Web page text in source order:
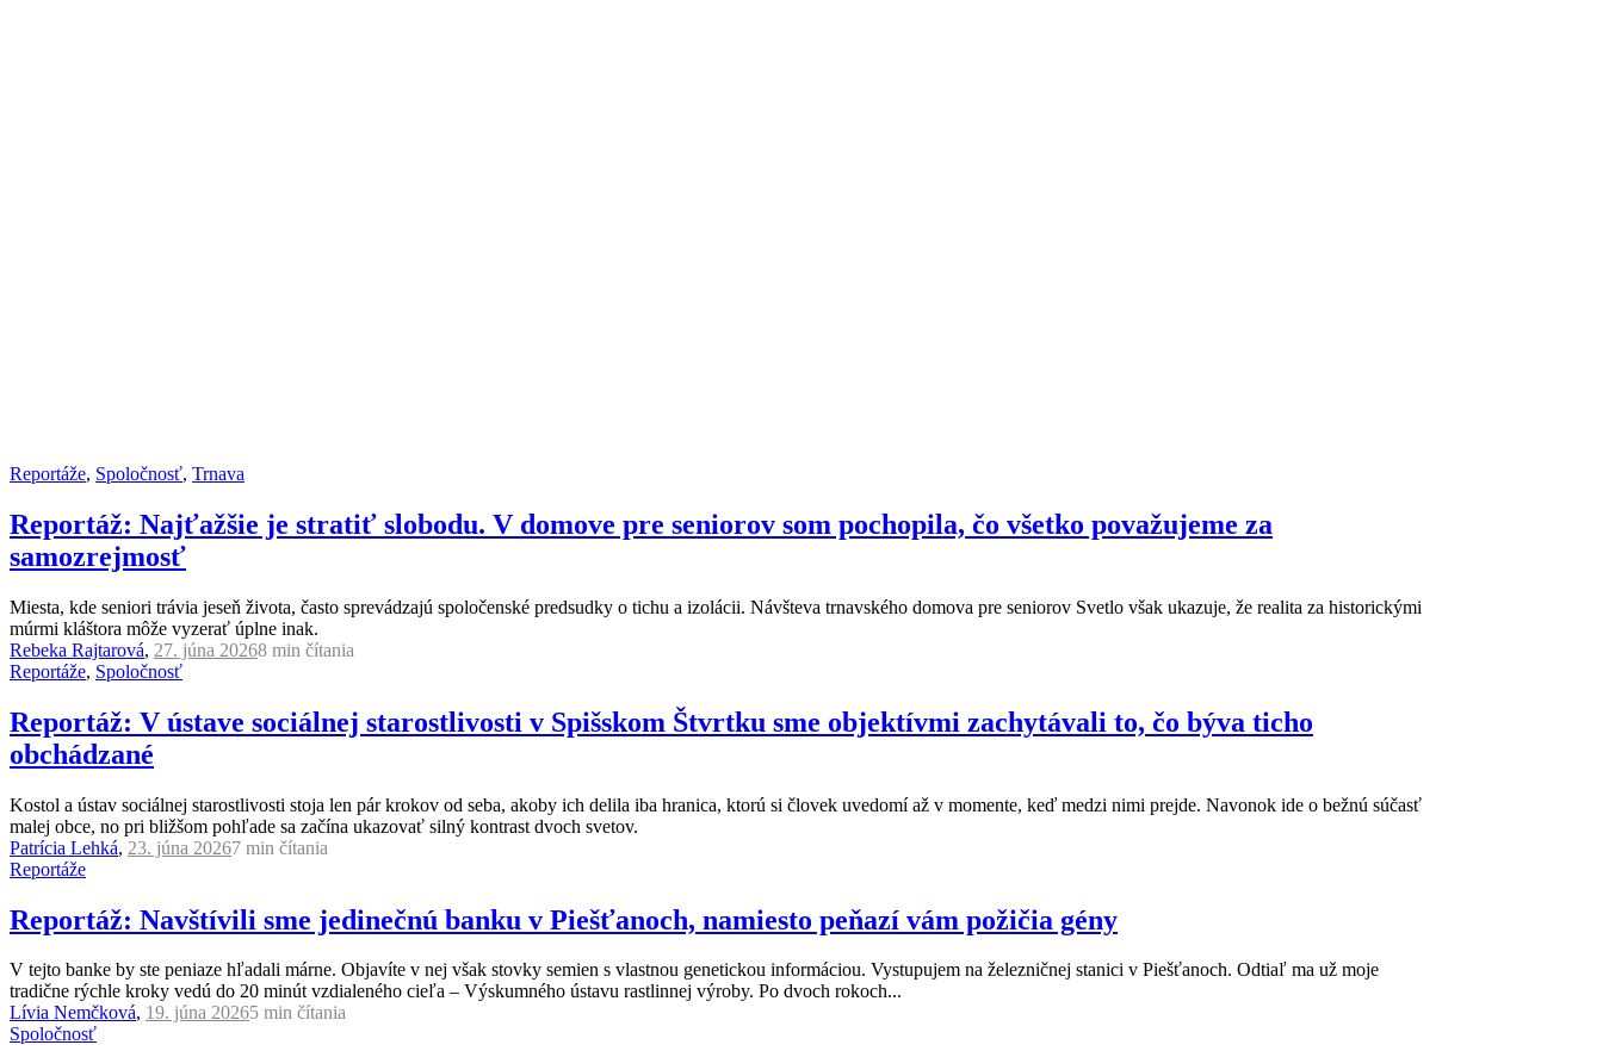
Reportáže, Spoločnosť, Trnava
Reportáž: Najťažšie je stratiť slobodu. V domove pre seniorov som pochopila, čo všetko považujeme za
samozrejmosť
Miesta, kde seniori trávia jeseň života, často sprevádzajú spoločenské predsudky o tichu a izolácii. Návšteva trnavského domova pre seniorov Svetlo však ukazuje, že realita za historickými
múrmi kláštora môže vyzerať úplne inak.
Rebeka Rajtarová, 27. júna 20268 min čítania
Reportáže, Spoločnosť
Reportáž: V ústave sociálnej starostlivosti v Spišskom Štvrtku sme objektívmi zachytávali to, čo býva ticho
obchádzané
Kostol a ústav sociálnej starostlivosti stoja len pár krokov od seba, akoby ich delila iba hranica, ktorú si človek uvedomí až v momente, keď medzi nimi prejde. Navonok ide o bežnú súčasť
malej obce, no pri bližšom pohľade sa začína ukazovať silný kontrast dvoch svetov.
Patrícia Lehká, 23. júna 20267 min čítania
Reportáže
Reportáž: Navštívili sme jedinečnú banku v Piešťanoch, namiesto peňazí vám požičia gény
V tejto banke by ste peniaze hľadali márne. Objavíte v nej však stovky semien s vlastnou genetickou informáciou. Vystupujem na železničnej stanici v Piešťanoch. Odtiaľ ma už moje
tradične rýchle kroky vedú do 20 minút vzdialeného cieľa – Výskumného ústavu rastlinnej výroby. Po dvoch rokoch...
Lívia Nemčková, 19. júna 20265 min čítania
Spoločnosť